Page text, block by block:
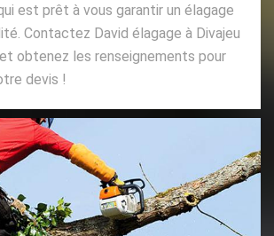
est prêt à vous garantir un élagage
Contactez David élagage à Divajeu
obtenez les renseignements pour
devis !